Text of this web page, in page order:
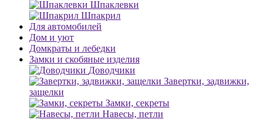
Шпаклевки
Шпакрил
Для автомобилей
Дом и уют
Домкраты и лебедки
Замки и скобяные изделия
Доводчики
Завертки, задвижки,
защелки
Замки, секреты
Навесы, петли